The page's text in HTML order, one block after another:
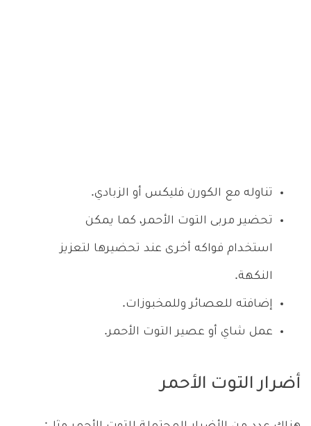
تناوله مع الكورن فليكس أو الزبادي.
تحضير مربى التوت الأحمر، كما يمكن
استخدام فواكه أخرى عند تحضيرها لتعزيز
النكهة.
إضافته للعصائر وللمخبوزات.
عمل شاي أو عصير التوت الأحمر.
أضرار التوت الأحمر